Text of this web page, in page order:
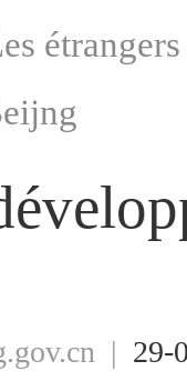
| 29-